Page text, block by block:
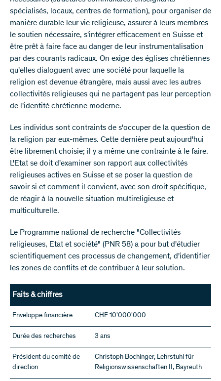
spécialisés, locaux, centres de formation), pour organiser de
manière durable leur vie religieuse, assurer à leurs membres
le soutien nécessaire, s'intégrer efficacement en Suisse et
être prêt à faire face au danger de leur instrumentalisation
par des courants radicaux. On exige des églises chrétiennes
qu'elles dialoguent avec une société pour laquelle la
religion est devenue étrangère, mais aussi avec les autres
collectivités religieuses qui ne partagent pas leur perception
de l'identité chrétienne moderne.
Les individus sont contraints de s'occuper de la question de
la religion par eux-mêmes. Cette dernière peut aujourd'hui
être librement choisie; il y a même une contrainte à le faire.
L'Etat se doit d'examiner son rapport aux collectivités
religieuses actives en Suisse et se poser la question de
savoir si et comment il convient, avec son droit spécifique,
de réagir à la nouvelle situation multireligieuse et
multiculturelle.
Le Programme national de recherche "Collectivités
religieuses, Etat et société" (PNR 58) a pour but d'étudier
scientifiquement ces processus de changement, d'identifier
les zones de conflits et de contribuer à leur solution.
Faits & chiffres
Enveloppe financière CHF 10'000'000
Durée des recherches 3 ans
Président du comité de
direction
Christoph Bochinger, Lehrstuhl für
Religionswissenschaften II, Bayreuth